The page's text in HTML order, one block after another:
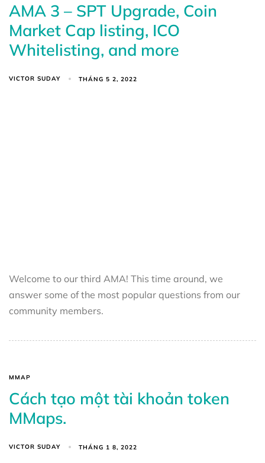
AMA 3 – SPT Upgrade, Coin
Market Cap listing, ICO
Whitelisting, and more
VICTOR SUDAY THÁNG 5 2, 2022
Welcome to our third AMA! This time around, we
answer some of the most popular questions from our
community members.
MMAP
Cách tạo một tài khoản token
MMaps.
VICTOR SUDAY THÁNG 1 8, 2022